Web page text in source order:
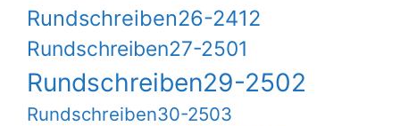
Rundschreiben26-2412
Rundschreiben27-2501
Rundschreiben29-2502
Rundschreiben30-2503